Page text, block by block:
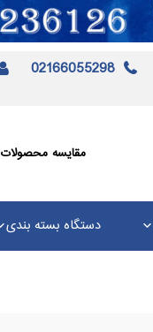
02166055298
مقایسه محصولات
دستگاه بسته بندی